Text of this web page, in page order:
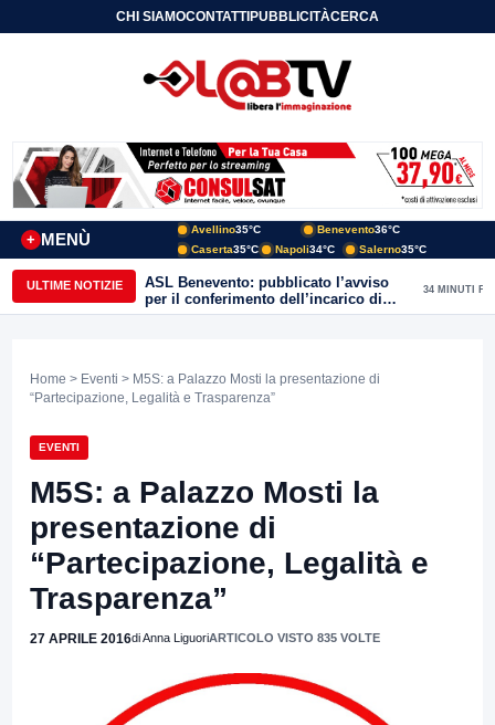
CHI SIAMOCONTATTIPUBBLICITÀCERCA
MENÙ
+
Avellino35°C Benevento36°C
Caserta35°C Napoli34°C Salerno35°C
ULTIME NOTIZIE
ASL Benevento: pubblicato l’avviso
per il conferimento dell’incarico di
Direttore della Unità Operativa
34 MINUTI FA
Home > Eventi > M5S: a Palazzo Mosti la presentazione di
“Partecipazione, Legalità e Trasparenza”
EVENTI
M5S: a Palazzo Mosti la
presentazione di
“Partecipazione, Legalità e
Trasparenza”
27 APRILE 2016di Anna LiguoriARTICOLO VISTO 835 VOLTE